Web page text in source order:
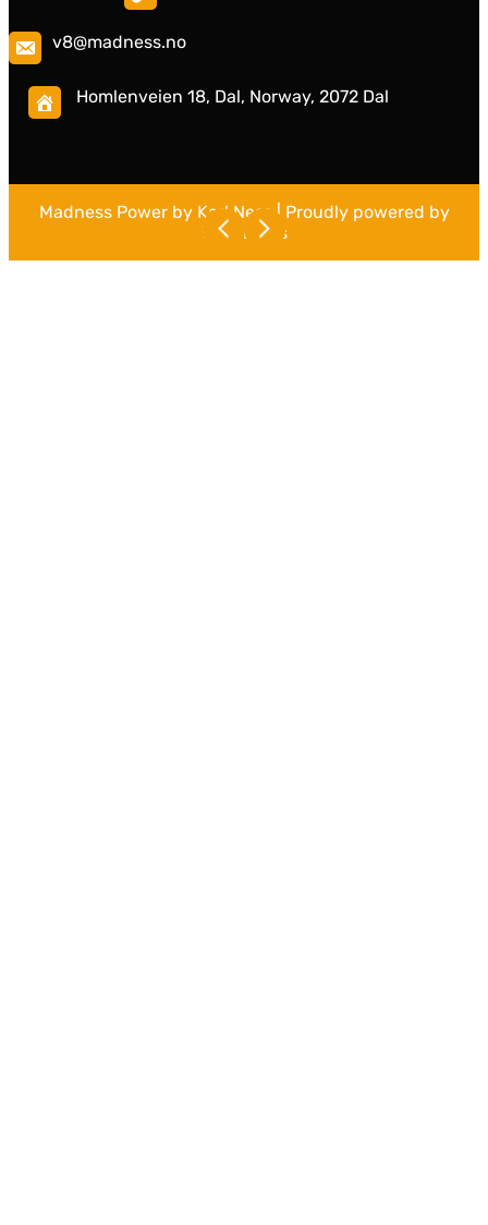
v8@madness.no
Homlenveien 18, Dal, Norway, 2072 Dal
Madness Power by Karl Ness | Proudly powered by
WordPress